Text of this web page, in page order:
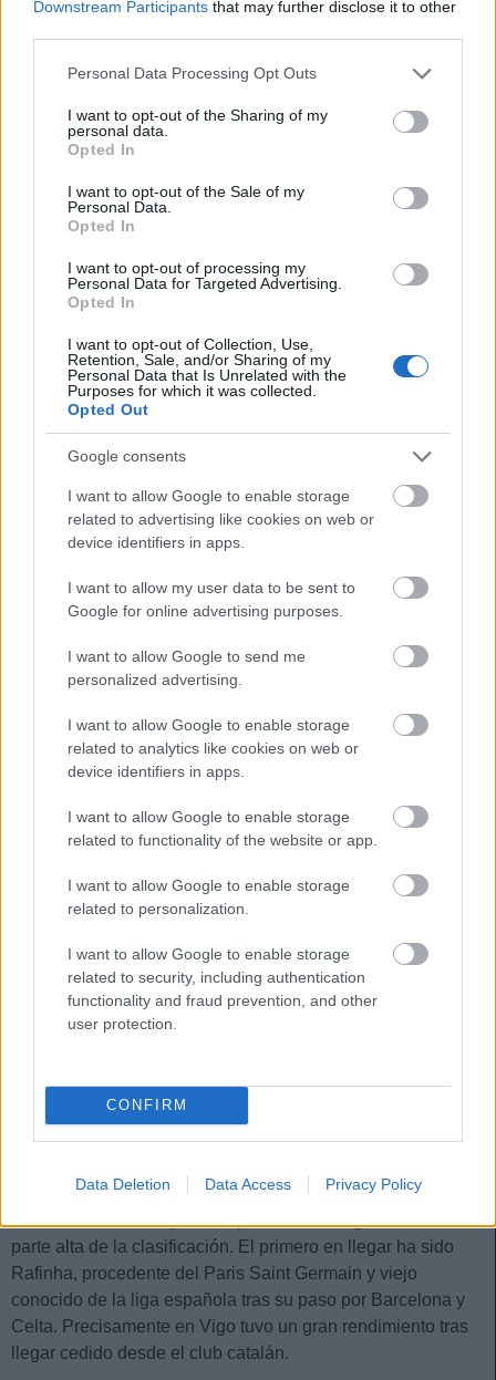
Downstream Participants that may further disclose it to other
Please note that this website/app uses one or more Google
not limited to your visit or usage behaviour. You may click to
grant or deny consent to Google and its third-party tags to
use your data for below specified purposes in below Google
consent section.
Personal Data Processing Opt Outs
I want to opt-out of the Sharing of my
personal data.
Opted In
I want to opt-out of the Sale of my
Personal Data.
Opted In
I want to opt-out of processing my
Personal Data for Targeted Advertising.
Opted In
I want to opt-out of Collection, Use,
Retention, Sale, and/or Sharing of my
Personal Data that Is Unrelated with the
Purposes for which it was collected.
Opted Out
Google consents
I want to allow Google to enable storage
related to advertising like cookies on web or
device identifiers in apps.
I want to allow my user data to be sent to
Google for online advertising purposes.
I want to allow Google to send me
personalized advertising.
I want to allow Google to enable storage
related to analytics like cookies on web or
device identifiers in apps.
I want to allow Google to enable storage
related to functionality of the website or app.
I want to allow Google to enable storage
related to personalization.
I want to allow Google to enable storage
related to security, including authentication
functionality and fraud prevention, and other
user protection.
CONFIRM
Data Deletion Data Access Privacy Policy
La incógnita de Depay
Recientemente, Memphis Depay realizó cambios en su
cuenta de Instagram, eliminando su foto de perfil con la
cuenta, en la que también eliminó cualquier vínculo con el
club catalán.
La posible llegada de Morata parece paralizada, pero la
decepción de Depay con el estado actual del Barcelona y la
salida en el mercado invernal. Habrá que estar al tanto de la
situación del jugador neerlandés.
Escalante regresa con Mendilibar
propiciado el regreso de Escalante a la liga española en
este mercado de invierno. El centrocampista argentino ya
disputó cinco temporadas en la máxima categoría del fútbol
español de la mano de Mendilibar en el Eibar. Su buen
rendimiento le llevó a fichar por la Lazio, donde ha estado
Tras no haber participado apenas en los últimos meses, el
entre técnico y jugador ha sido clave para que el Alavés ya
cuente con un centrocampista de garantías. Sin duda, un
jugador que será clave en lo que resta de campaña y que
asegura puntos cada jornada.
Los 5 jugadores revelación de la primera vuelta en
Comunio
categoría, un veterano que ha
vuelto a Primera y dos delanteros
que han sorprendido por su
Rafinha como revulsivo
La Real Sociedad ha acudido al mercado de invierno en
parte alta de la clasificación. El primero en llegar ha sido
Rafinha, procedente del Paris Saint Germain y viejo
conocido de la liga española tras su paso por Barcelona y
Celta. Precisamente en Vigo tuvo un gran rendimiento tras
llegar cedido desde el club catalán.